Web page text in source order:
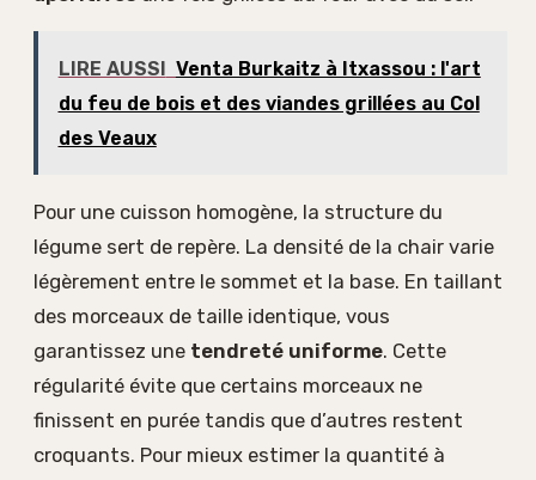
LIRE AUSSI Venta Burkaitz à Itxassou : l'art
du feu de bois et des viandes grillées au Col
des Veaux
Pour une cuisson homogène, la structure du
légume sert de repère. La densité de la chair varie
légèrement entre le sommet et la base. En taillant
des morceaux de taille identique, vous
garantissez une tendreté uniforme. Cette
régularité évite que certains morceaux ne
finissent en purée tandis que d’autres restent
croquants. Pour mieux estimer la quantité à